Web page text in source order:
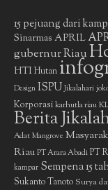
15 pejuang dari
Sinarmas APRIL
gubernur Riau
HTIHutan
Design ISPU Jikalahari
Korporasikarhutla riau
Berita
Adat Mangrove
Riau PT Arara Abadi PT
kampar Sempena 15
Sukanto Tanoto Surya